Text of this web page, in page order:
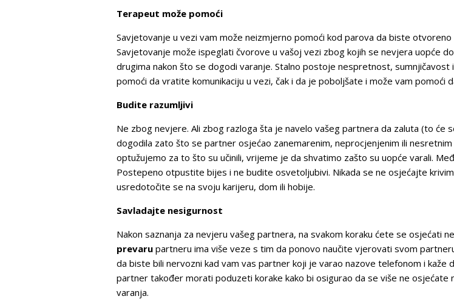
Terapeut može pomoći
Savjetovanje u vezi vam može neizmjerno pomoći kod parova da biste
Savjetovanje može ispeglati čvorove u vašoj vezi zbog kojih se nevjera uopće
drugima nakon što se dogodi varanje. Stalno postoje nespretnost,
pomoći da vratite komunikaciju u vezi, čak i da je poboljšate i može vam pomoći
Budite razumljivi
Ne zbog nevjere. Ali zbog razloga šta je navelo vašeg partnera da zaluta (to će
dogodila zato što se partner osjećao zanemarenim, neprocjenjenim ili
optužujemo za to što su učinili, vrijeme je da shvatimo zašto su uopće varali.
Postepeno otpustite bijes i ne budite osvetoljubivi. Nikada se ne osjećajte
usredotočite se na svoju karijeru, dom ili hobije.
Savladajte nesigurnost
Nakon saznanja za nevjeru vašeg partnera, na svakom koraku ćete se osjećati
prevaru partneru ima više veze s tim da ponovo naučite vjerovati svom
da biste bili nervozni kad vam vas partner koji je varao nazove telefonom i kaže
partner također morati poduzeti korake kako bi osigurao da se više ne
varanja.